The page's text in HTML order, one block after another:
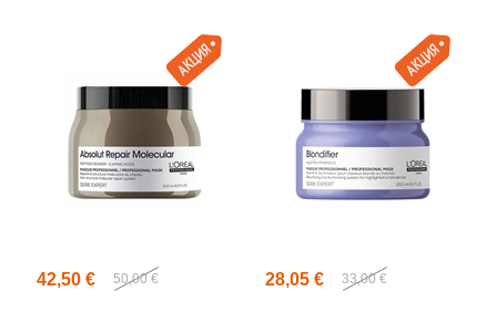
42,50 € 50,00 € 28,05 € 33,00 €